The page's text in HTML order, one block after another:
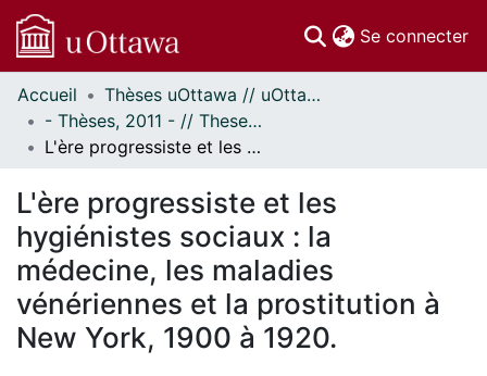
Se connecter
Communautés
et collections
Parcourir
À propos
Accueil
Thèses uOttawa // uOttawa Theses
- Thèses, 2011 - // Theses, 2011 -
L'ère progressiste et les hygiénistes sociaux : la médecine, les maladies vénériennes et la prostitution à New York, 1900 à 1920.
L'ère progressiste et les
hygiénistes sociaux : la
médecine, les maladies
vénériennes et la prostitution à
New York, 1900 à 1920.